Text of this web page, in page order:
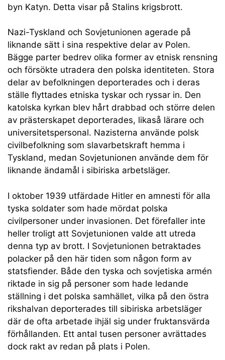
byn Katyn. Detta visar på Stalins krigsbrott.
Nazi-Tyskland och Sovjetunionen agerade på
liknande sätt i sina respektive delar av Polen.
Bägge parter bedrev olika former av etnisk rensning
och försökte utradera den polska identiteten. Stora
delar av befolkningen deporterades och i deras
ställe flyttades etniska tyskar och ryssar in. Den
katolska kyrkan blev hårt drabbad och större delen
av prästerskapet deporterades, likaså lärare och
universitetspersonal. Nazisterna använde polsk
civilbefolkning som slavarbetskraft hemma i
Tyskland, medan Sovjetunionen använde dem för
liknande ändamål i sibiriska arbetsläger.
I oktober 1939 utfärdade Hitler en amnesti för alla
tyska soldater som hade mördat polska
civilpersoner under invasionen. Det förefaller inte
heller troligt att Sovjetunionen valde att utreda
denna typ av brott. I Sovjetunionen betraktades
polacker på den här tiden som någon form av
statsfiender. Både den tyska och sovjetiska armén
riktade in sig på personer som hade ledande
ställning i det polska samhället, vilka på den östra
rikshalvan deporterades till sibiriska arbetsläger
där de ofta arbetade ihjäl sig under fruktansvärda
förhållanden. Ett antal tusen personer avrättades
dock rakt av redan på plats i Polen.